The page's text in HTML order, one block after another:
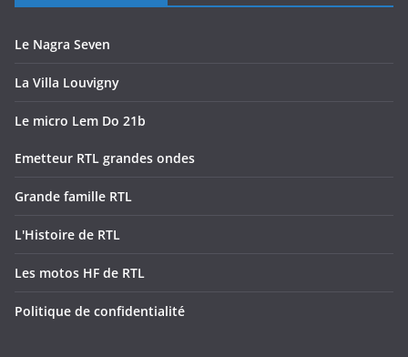
Le Nagra Seven
La Villa Louvigny
Le micro Lem Do 21b
Emetteur RTL grandes ondes
Grande famille RTL
L'Histoire de RTL
Les motos HF de RTL
Politique de confidentialité